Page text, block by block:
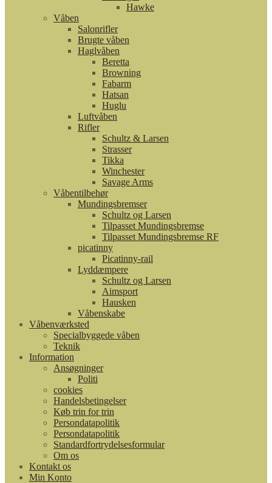
Hawke
Våben
Salonrifler
Brugte våben
Haglvåben
Beretta
Browning
Fabarm
Hatsan
Huglu
Luftvåben
Rifler
Schultz & Larsen
Strasser
Tikka
Winchester
Savage Arms
Våbentilbehør
Mundingsbremser
Schultz og Larsen
Tilpasset Mundingsbremse
Tilpasset Mundingsbremse RF
picatinny
Picatinny-rail
Lyddæmpere
Schultz og Larsen
Aimsport
Hausken
Våbenskabe
Våbenværksted
Specialbyggede våben
Teknik
Information
Ansøgninger
Politi
cookies
Handelsbetingelser
Køb trin for trin
Persondatapolitik
Persondatapolitik
Standardfortrydelsesformular
Om os
Kontakt os
Min Konto